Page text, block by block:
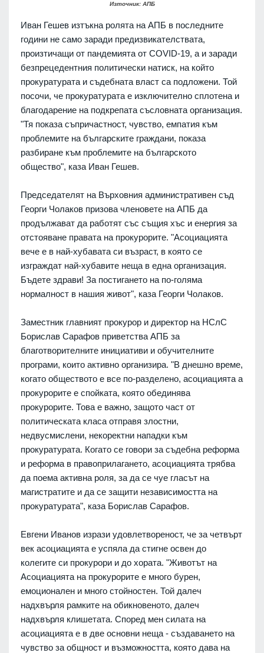
Източник: АПБ
Иван Гешев изтъкна ролята на АПБ в последните
години не само заради предизвикателствата,
произтичащи от пандемията от COVID-19, а и заради
безпрецедентния политически натиск, на който
прокуратурата и съдебната власт са подложени. Той
посочи, че прокуратурата е изключително сплотена и
благодарение на подкрепата съсловната организация.
"Тя показа съпричастност, чувство, емпатия към
проблемите на българските граждани, показа
разбиране към проблемите на българското
общество", каза Иван Гешев.
Председателят на Върховния административен съд
Георги Чолаков призова членовете на АПБ да
продължават да работят със същия хъс и енергия за
отстояване правата на прокурорите. "Асоциацията
вече е в най-хубавата си възраст, в която се
изграждат най-хубавите неща в една организация.
Бъдете здрави! За постигането на по-голяма
нормалност в нашия живот", каза Георги Чолаков.
Заместник главният прокурор и директор на НСлС
Борислав Сарафов приветства АПБ за
благотворителните инициативи и обучителните
програми, които активно организира. "В днешно време,
когато обществото е все по-разделено, асоциацията а
прокурорите е спойката, която обединява
прокурорите. Това е важно, защото част от
политическата класа отправя злостни,
недвусмислени, некоректни нападки към
прокуратурата. Когато се говори за съдебна реформа
и реформа в правоприлагането, асоциацията трябва
да поема активна роля, за да се чуе гласът на
магистратите и да се защити независимостта на
прокуратурата", каза Борислав Сарафов.
Евгени Иванов изрази удовлетвореност, че за четвърт
век асоциацията е успяла да стигне освен до
колегите си прокурори и до хората. "Животът на
Асоциацията на прокурорите е много бурен,
емоционален и много стойностен. Той далеч
надхвърля рамките на обикновеното, далеч
надхвърля клишетата. Според мен силата на
асоциацията е в две основни неща - създаването на
чувство за общност и възможността, която дава на